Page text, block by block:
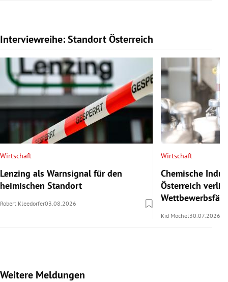
Interviewreihe: Standort Österreich
Slide 1 von 20
Wirtschaft
Lenzing als Warnsignal für den
heimischen Standort
Robert Kleedorfer03.08.2026
Wirtschaft
Chemische
Österreich
Kid Möchel30.07.2026
Weitere Meldungen